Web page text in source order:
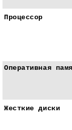
Процессор
Оперативная
Жесткие диски